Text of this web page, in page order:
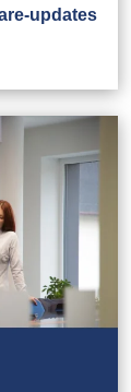
updates